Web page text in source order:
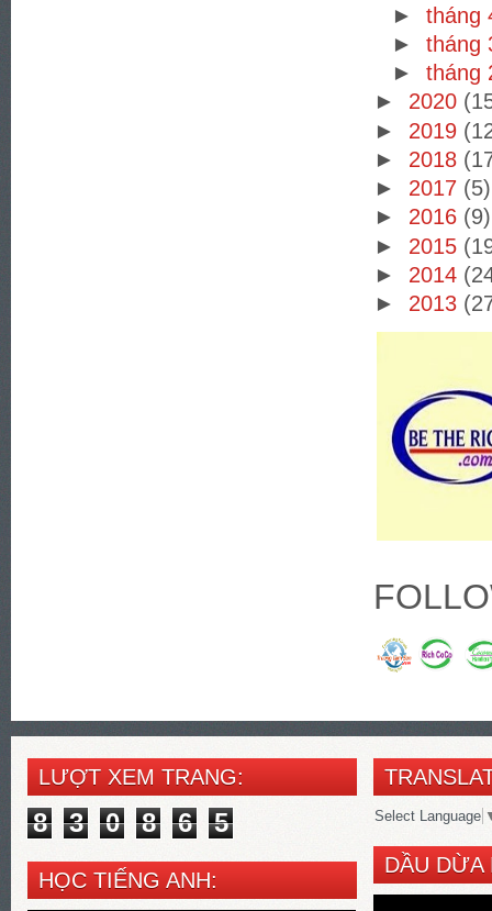
► tháng
► tháng
► tháng
► 2020
► 2019
► 2018
► 2017 (5)
► 2016 (9)
► 2015
► 2014
► 2013
LƯỢT XEM TRANG:
8 3 0 8 6 5
HỌC TIẾNG ANH:
Select Language
DẦU DỪA